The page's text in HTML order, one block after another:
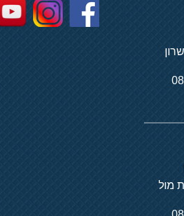
השרון
08:30-
סומת מול